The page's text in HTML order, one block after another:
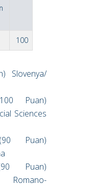
100
Slovenya/
Puan)
Sciences
Puan)
Puan)
Romano-